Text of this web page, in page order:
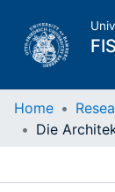
FIS
Home
Home